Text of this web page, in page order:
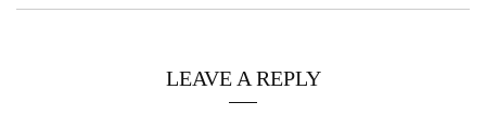
LEAVE A REPLY